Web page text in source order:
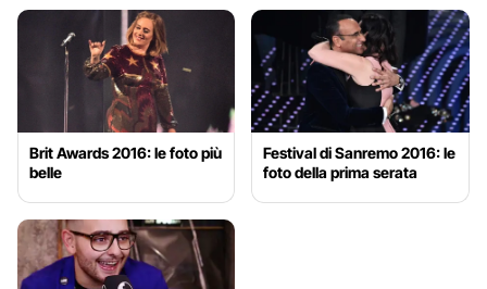
Brit Awards 2016: le foto più
belle
Festival di Sanremo 2016: le
foto della prima serata